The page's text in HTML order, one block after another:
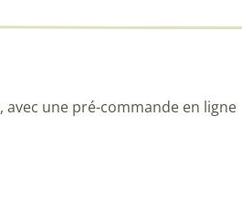
, avec une pré-commande en ligne